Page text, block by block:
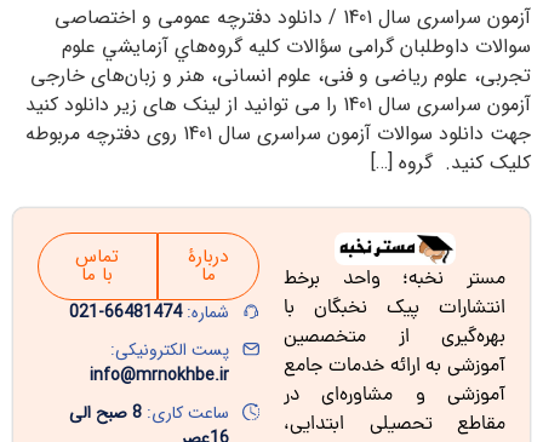
آزمون سراسری سال 1401 / دانلود دفترچه عمومی و اختصاصی
سوالات داوطلبان گرامی سؤالات کلیه گروه‌هاي آزمايشي علوم
تجربی، علوم ریاضی و فنی، علوم انسانی، هنر و زبان‌های خارجی
آزمون سراسری سال 1401 را می توانید از لینک های زیر دانلود کنید
جهت دانلود سوالات آزمون سراسری سال 1401 روی دفترچه مربوطه
کلیک کنید. گروه […]
مستر نخبه؛ واحد برخط
انتشارات پیک نخبگان با
بهره‌گیری از متخصصین
آموزشی به ارائه خدمات جامع
آموزشی و مشاوره‌ای در
مقاطع تحصیلی ابتدایی،
دربارۀ
ما
تماس
با ما
شماره:66481474-021
پست الکترونیکی:
info@mrnokhbe.ir
ساعت کاری: 8 صبح الی